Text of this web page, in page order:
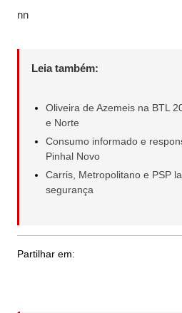
nn
Leia também:
Oliveira de Azemeis na BTL
e Norte
Consumo informado e
Pinhal Novo
Carris, Metropolitano e PSP
segurança
Partilhar em: